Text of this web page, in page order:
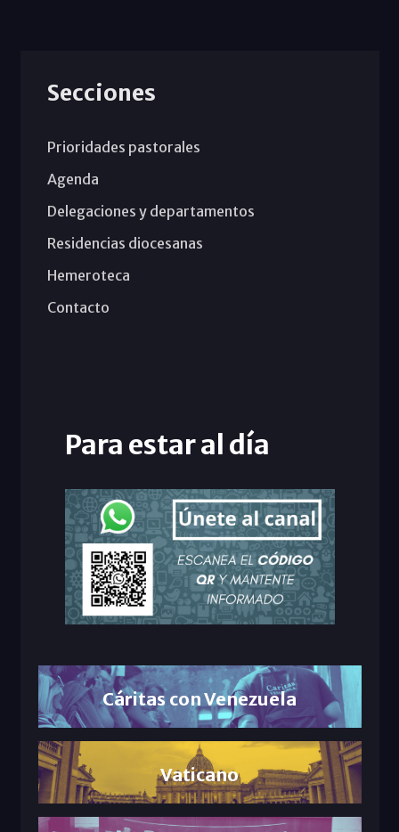
Secciones
Prioridades pastorales
Agenda
Delegaciones y departamentos
Residencias diocesanas
Hemeroteca
Contacto
Para estar al día
Cáritas con Venezuela
Vaticano